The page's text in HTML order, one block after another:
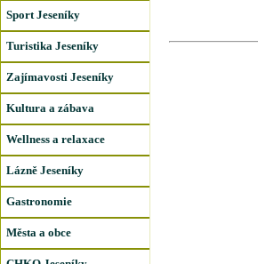
Sport Jeseníky
Turistika Jeseníky
Zajímavosti Jeseníky
Kultura a zábava
Wellness a relaxace
Lázně Jeseníky
Gastronomie
Města a obce